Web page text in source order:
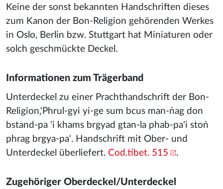
Keine der sonst bekannten Handschriften dieses
zum Kanon der Bon-Religion gehörenden Werkes
in Oslo, Berlin bzw. Stuttgart hat Miniaturen oder
solch geschmückte Deckel.
Informationen zum Trägerband
Unterdeckel zu einer Prachthandschrift der Bon-
Religion‚'Phrul-gyi yi-ge sum bcus man-ṅag don
bstand-pa 'i khams brgyad gtan-la phab-pa'i stoṅ
phrag brgya-pa‘. Handschrift mit Ober- und
Unterdeckel überliefert. Cod.tibet. 515 .
Zugehöriger Oberdeckel/Unterdeckel